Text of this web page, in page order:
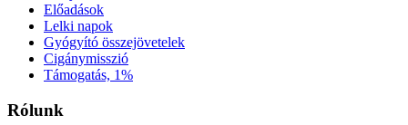
Előadások
Lelki napok
Gyógyító összejövetelek
Cigánymisszió
Támogatás, 1%
Rólunk